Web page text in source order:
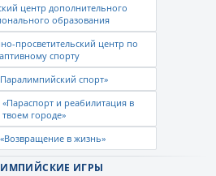
центр дополнительного
образования
просветительский центр по
спорту
спорт»
и реабилитация в
твоем городе»
в жизнь»
ИГРЫ